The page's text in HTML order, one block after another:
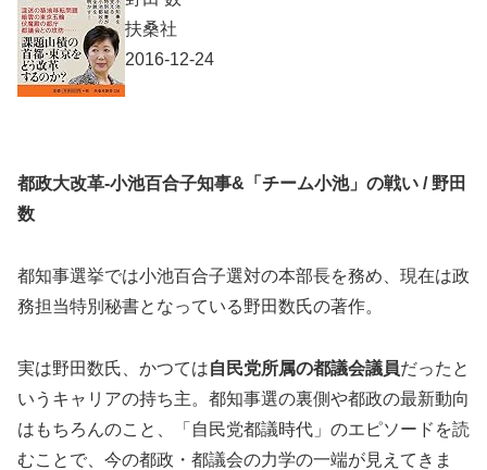
扶桑社
2016-12-24
都政大改革-小池百合子知事&「チーム小池」の戦い / 野田
数
都知事選挙では小池百合子選対の本部長を務め、現在は政
務担当特別秘書となっている野田数氏の著作。
実は野田数氏、かつては自民党所属の都議会議員だったと
いうキャリアの持ち主。都知事選の裏側や都政の最新動向
はもちろんのこと、「自民党都議時代」のエピソードを読
むことで、今の都政・都議会の力学の一端が見えてきま